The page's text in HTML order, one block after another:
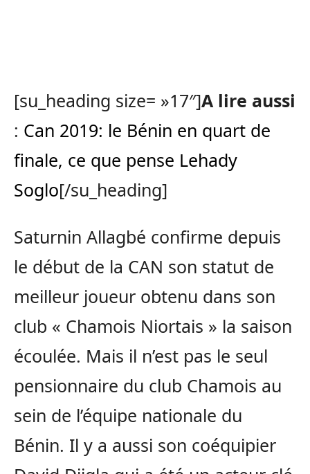
[su_heading size= »17″]A lire aussi
: Can 2019: le Bénin en quart de
finale, ce que pense Lehady
Soglo[/su_heading]
Saturnin Allagbé confirme depuis
le début de la CAN son statut de
meilleur joueur obtenu dans son
club « Chamois Niortais » la saison
écoulée. Mais il n’est pas le seul
pensionnaire du club Chamois au
sein de l’équipe nationale du
Bénin. Il y a aussi son coéquipier